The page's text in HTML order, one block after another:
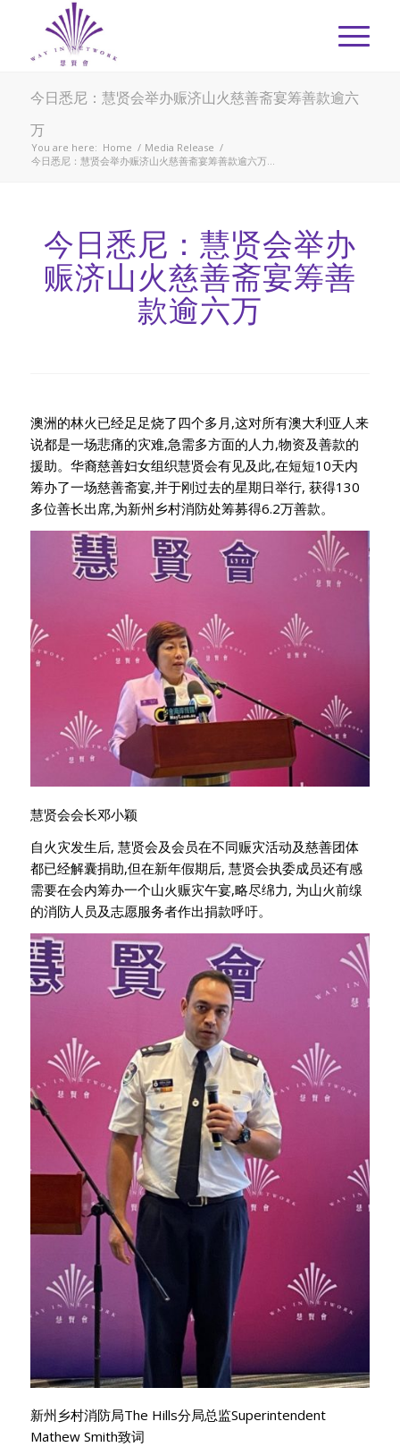
今日悉尼：慧贤会举办赈济山火慈善斋宴筹善款逾六
万
You are here: Home / Media Release /
今日悉尼：慧贤会举办赈济山火慈善斋宴筹善款逾六万...
今日悉尼：慧贤会举办
赈济山火慈善斋宴筹善
款逾六万
澳洲的林火已经足足烧了四个多月,这对所有澳大利亚人来
说都是一场悲痛的灾难,急需多方面的人力,物资及善款的
援助。华裔慈善妇女组织慧贤会有见及此,在短短10天内
筹办了一场慈善斋宴,并于刚过去的星期日举行, 获得130
多位善长出席,为新州乡村消防处筹募得6.2万善款。
慧贤会会长邓小颖
自火灾发生后, 慧贤会及会员在不同赈灾活动及慈善团体
都已经解囊捐助,但在新年假期后, 慧贤会执委成员还有感
需要在会内筹办一个山火赈灾午宴,略尽绵力, 为山火前缐
的消防人员及志愿服务者作出捐款呼吁。
新州乡村消防局The Hills分局总监Superintendent
Mathew Smith致词